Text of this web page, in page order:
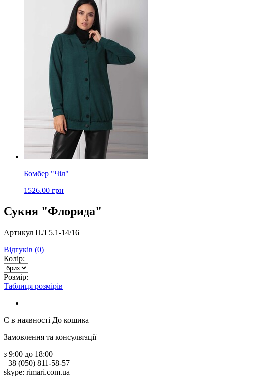
Бомбер "Чіл"
1526.00 грн
Сукня "Флорида"
Артикул ПЛ 5.1-14/16
Відгуків (0)
Колір:
Розмір:
Таблиця розмірів
Є в наявності До кошика
Замовлення та консультації
з 9:00 до 18:00
+38 (050) 811-58-57
skype: rimari.com.ua